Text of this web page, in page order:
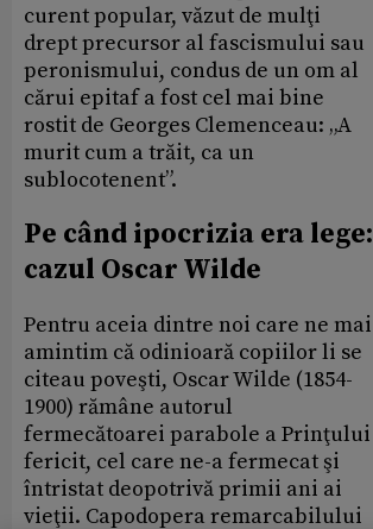
curent popular, văzut de mulţi
drept precursor al fascismului sau
peronismului, condus de un om al
cărui epitaf a fost cel mai bine
rostit de Georges Clemenceau: „A
murit cum a trăit, ca un
sublocotenent”.
Pe când ipocrizia era lege:
cazul Oscar Wilde
Pentru aceia dintre noi care ne mai
amintim că odinioară copiilor li se
citeau poveşti, Oscar Wilde (1854-
1900) rămâne autorul
fermecătoarei parabole a Prinţului
fericit, cel care ne-a fermecat şi
întristat deopotrivă primii ani ai
vieţii. Capodopera remarcabilului